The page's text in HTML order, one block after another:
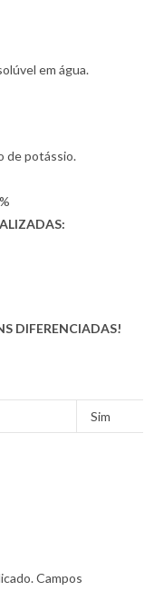
em água.
de potássio.
DIFERENCIADAS!
Sim
Campos